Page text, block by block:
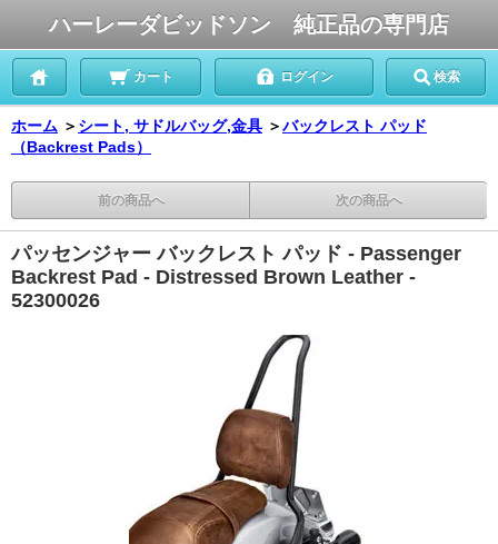
ハーレーダビッドソン 純正品の専門店
カート ログイン 検索
ホーム ＞ シート, サドルバッグ,金具 ＞バックレスト パッド
（Backrest Pads）
前の商品へ 次の商品へ
パッセンジャー バックレスト パッド - Passenger
Backrest Pad - Distressed Brown Leather -
52300026